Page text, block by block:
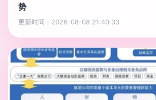
势
更新时间：2026-08-08 21:40:33